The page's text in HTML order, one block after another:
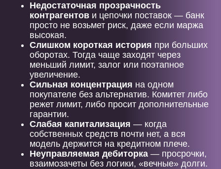
Недостаточная прозрачность
контрагентов и цепочки поставок — банк
просто не возьмет риск, даже если маржа
высокая.
Слишком короткая история при больших
оборотах. Тогда чаще заходят через
меньший лимит, залог или поэтапное
увеличение.
Сильная концентрация на одном
покупателе без альтернатив. Комитет либо
режет лимит, либо просит дополнительные
гарантии.
Слабая капитализация — когда
собственных средств почти нет, а вся
модель держится на кредитном плече.
Неуправляемая дебиторка — просрочки,
взаимозачеты без логики, «вечные» долги.